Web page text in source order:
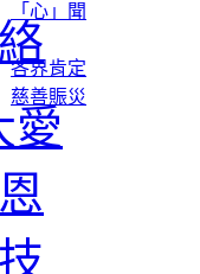
「心」聞
各界肯定
慈善賑災